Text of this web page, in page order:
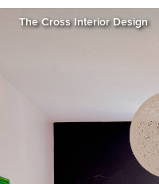
The Cross Interior Design